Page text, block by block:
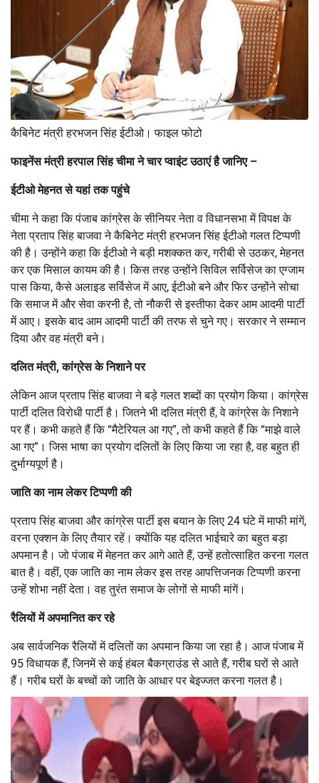
कैबिनेट मंत्री हरभजन सिंह ईटीओ। फाइल फोटो
फाइनेंस मंत्री हरपाल सिंह चीमा ने चार प्वाइंट उठाएं है जानिए –
ईटीओ मेहनत से यहां तक पहुंचे
चीमा ने कहा कि पंजाब कांग्रेस के सीनियर नेता व विधानसभा में विपक्ष के
नेता प्रताप सिंह बाजवा ने कैबिनेट मंत्री हरभजन सिंह ईटीओ गलत टिप्पणी
की है। उन्होंने कहा कि ईटीओ ने बड़ी मशक्कत कर, गरीबी से उठकर, मेहनत
कर एक मिसाल कायम की है। किस तरह उन्होंने सिविल सर्विसेज का एग्जाम
पास किया, कैसे अलाइड सर्विसेज में आए, ईटीओ बने और फिर उन्होंने सोचा
कि समाज में और सेवा करनी है, तो नौकरी से इस्तीफा देकर आम आदमी पार्टी
में आए। इसके बाद आम आदमी पार्टी की तरफ से चुने गए। सरकार ने सम्मान
दिया और वह मंत्री बने।
दलित मंत्री, कांग्रेस के निशाने पर
लेकिन आज प्रताप सिंह बाजवा ने बड़े गलत शब्दों का प्रयोग किया। कांग्रेस
पार्टी दलित विरोधी पार्टी है। जितने भी दलित मंत्री हैं, वे कांग्रेस के निशाने
पर हैं। कभी कहते हैं कि “मैटेरियल आ गए”, तो कभी कहते हैं कि “माझे वाले
आ गए”। जिस भाषा का प्रयोग दलितों के लिए किया जा रहा है, वह बहुत ही
दुर्भाग्यपूर्ण है।
जाति का नाम लेकर टिप्पणी की
प्रताप सिंह बाजवा और कांग्रेस पार्टी इस बयान के लिए 24 घंटे में माफी मांगें,
वरना एक्शन के लिए तैयार रहें। क्योंकि यह दलित भाईचारे का बहुत बड़ा
अपमान है। जो पंजाब में मेहनत कर आगे आते हैं, उन्हें हतोत्साहित करना गलत
बात है। वहीं, एक जाति का नाम लेकर इस तरह आपत्तिजनक टिप्पणी करना
उन्हें शोभा नहीं देता। वह तुरंत समाज के लोगों से माफी मांगें।
रैलियों में अपमानित कर रहे
अब सार्वजनिक रैलियों में दलितों का अपमान किया जा रहा है। आज पंजाब में
95 विधायक हैं, जिनमें से कई हंबल बैकग्राउंड से आते हैं, गरीब घरों से आते
हैं। गरीब घरों के बच्चों को जाति के आधार पर बेइज्जत करना गलत है।